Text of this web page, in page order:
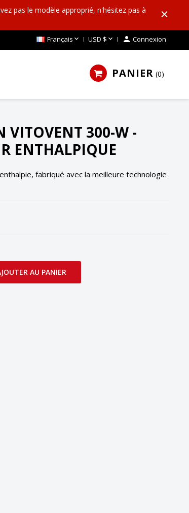
pas le modèle approprié, n'hésitez pas à
Français USD $  Connexion
PANIER 0
VITOVENT 300-W -
ENTHALPIQUE
fabriqué avec la meilleure technologie
AU PANIER